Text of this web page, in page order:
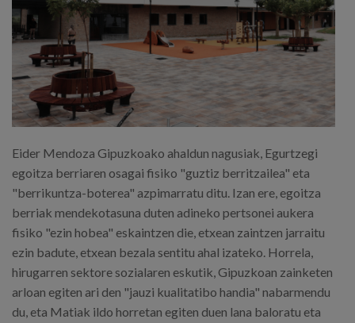
Eider Mendoza Gipuzkoako ahaldun nagusiak, Egurtzegi
egoitza berriaren osagai fisiko "guztiz berritzailea" eta
"berrikuntza-boterea" azpimarratu ditu. Izan ere, egoitza
berriak mendekotasuna duten adineko pertsonei aukera
fisiko "ezin hobea" eskaintzen die, etxean zaintzen jarraitu
ezin badute, etxean bezala sentitu ahal izateko. Horrela,
hirugarren sektore sozialaren eskutik, Gipuzkoan zainketen
arloan egiten ari den "jauzi kualitatibo handia" nabarmendu
du, eta Matiak ildo horretan egiten duen lana baloratu eta